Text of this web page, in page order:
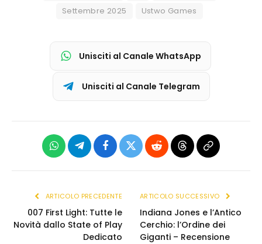
Settembre 2025
Ustwo Games
Unisciti al Canale WhatsApp
Unisciti al Canale Telegram
WhatsAppTelegramFacebook
X
Reddit ThreadsCopia
ARTICOLO PRECEDENTE
007 First Light: Tutte le
Novità dallo State of Play
Dedicato
ARTICOLO SUCCESSIVO
Indiana Jones e l’Antico
Cerchio: l’Ordine dei
Giganti – Recensione